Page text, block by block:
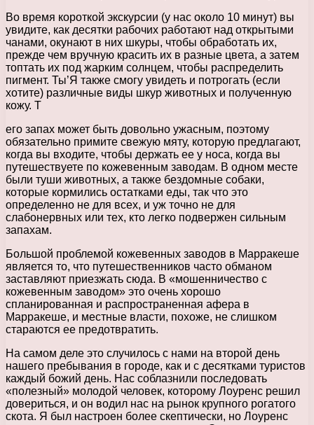
Во время короткой экскурсии (у нас около 10 минут) вы
увидите, как десятки рабочих работают над открытыми
чанами, окунают в них шкуры, чтобы обработать их,
прежде чем вручную красить их в разные цвета, а затем
топтать их под жарким солнцем, чтобы распределить
пигмент. Ты’Я также смогу увидеть и потрогать (если
хотите) различные виды шкур животных и полученную
кожу. Т
его запах может быть довольно ужасным, поэтому
обязательно примите свежую мяту, которую предлагают,
когда вы входите, чтобы держать ее у носа, когда вы
путешествуете по кожевенным заводам. В одном месте
были туши животных, а также бездомные собаки,
которые кормились остатками еды, так что это
определенно не для всех, и уж точно не для
слабонервных или тех, кто легко подвержен сильным
запахам.
Большой проблемой кожевенных заводов в Марракеше
является то, что путешественников часто обманом
заставляют приезжать сюда. В «мошенничество с
кожевенным заводом» это очень хорошо
спланированная и распространенная афера в
Марракеше, и местные власти, похоже, не слишком
стараются ее предотвратить.
На самом деле это случилось с нами на второй день
нашего пребывания в городе, как и с десятками туристов
каждый божий день. Нас соблазнили последовать
«полезный» молодой человек, которому Лоуренс решил
довериться, и он водил нас на рынок крупного рогатого
скота. Я был настроен более скептически, но Лоуренс